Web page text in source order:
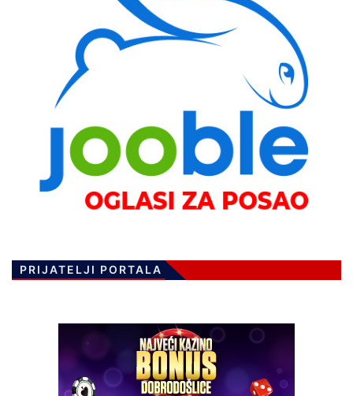
PRIJATELJI PORTALA